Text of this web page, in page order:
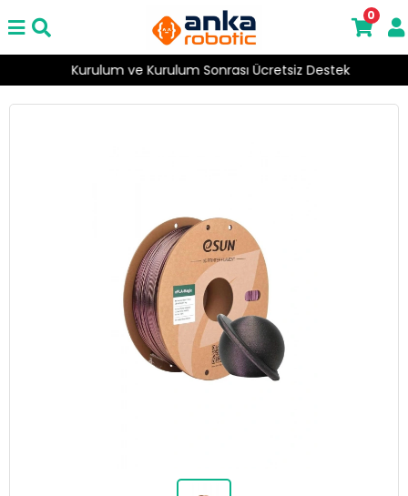
Kurulum ve Kurulum Sonrası Ücretsiz Destek
0